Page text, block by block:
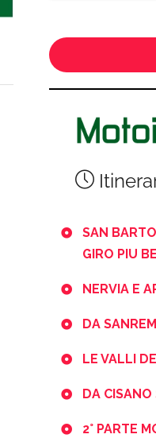
SAN
GIRO PIU
NERVIA E
DA
LE VALLI
DA CISANO
2° PARTE